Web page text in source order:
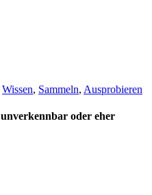
Wissen, Sammeln, Ausprobieren
oder eher